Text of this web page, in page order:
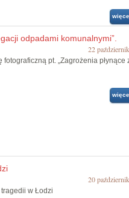
odpadami komunalnymi”.
22
pt. „Zagrożenia płynące
20
w Łodzi